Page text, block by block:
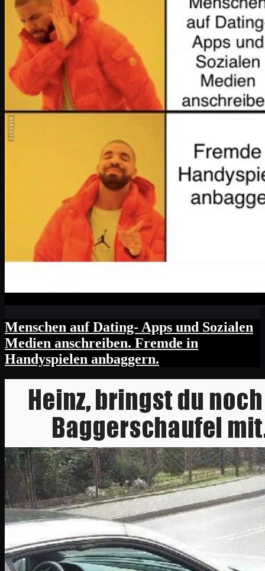
Menschen auf Dating- Apps und Sozialen
Medien anschreiben. Fremde in
Handyspielen anbaggern.